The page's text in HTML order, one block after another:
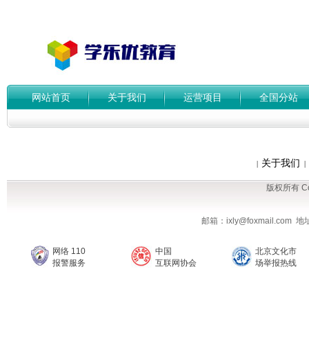
网站首页 关于我们 运营项目 全国分站
| 关于我们 |
版权所有
邮箱：ixly@foxmail.com 地
网络 110
报警服务
中国
互联网协会
北京文化市
场举报热线